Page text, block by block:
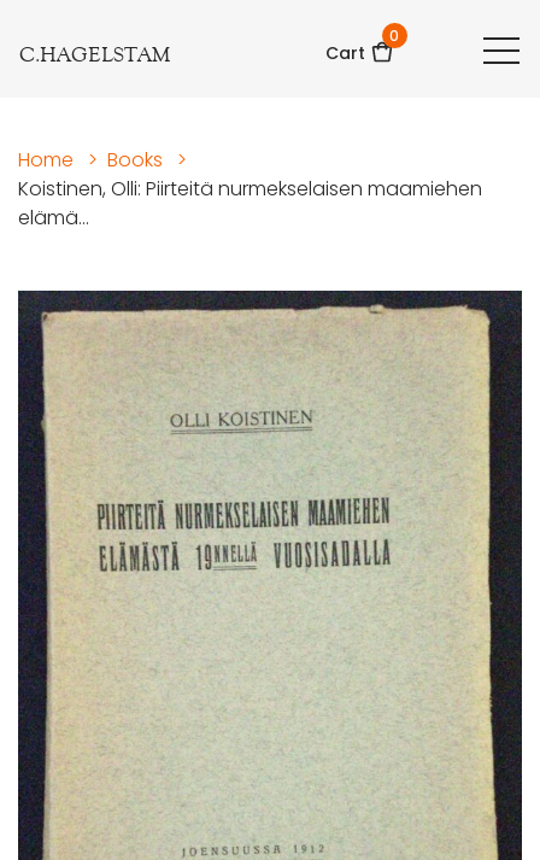
C.HAGELSTAM Cart
0
Home > Books
>
Koistinen, Olli: Piirteitä nurmekselaisen maamiehen
elämä...